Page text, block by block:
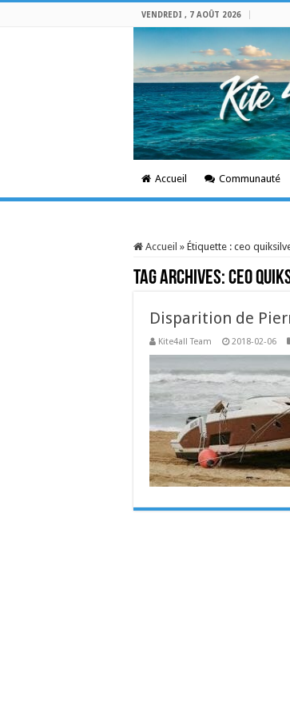
VENDREDI , 7 AOÛT 2026
Accueil Communauté
Accueil » Étiquette : ceo
Tag Archives:ceo
Disparition de
Kite4all Team 2018-02-06